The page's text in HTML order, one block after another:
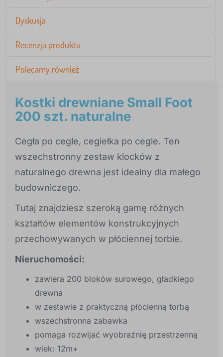
Dyskusja
Recenzja produktu
Polecamy również
Kostki drewniane Small Foot
200 szt. naturalne
Cegła po cegle, cegiełka po cegle. Ten
wszechstronny zestaw klocków z
naturalnego drewna jest idealny dla małego
budowniczego.
Tutaj znajdziesz szeroką gamę różnych
kształtów elementów konstrukcyjnych
przechowywanych w płóciennej torbie.
Nieruchomości:
zawiera 200 bloków surowego, gładkiego
drewna
w zestawie z praktyczną płócienną torbą
wszechstronna zabawka
pomaga rozwijać wyobraźnię przestrzenną
wiek: 12m+